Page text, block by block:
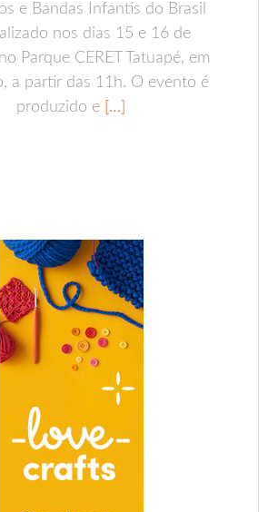
e Bandas Infantis do Brasil
nos dias 15 e 16 de
Parque CERET Tatuapé, em
a partir das 11h. O evento é
produzido e […]